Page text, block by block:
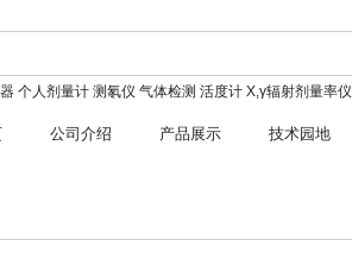
个人剂量计 测氡仪 气体检测 活度计 X,γ辐射剂量率仪
公司介绍 产品展示 技术园地